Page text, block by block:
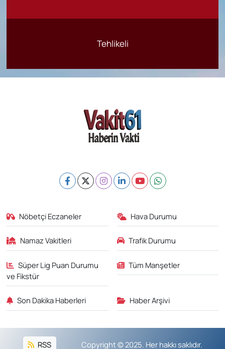
Tehlikeli
Nöbetçi Eczaneler Hava Durumu
Namaz Vakitleri Trafik Durumu
Süper Lig Puan Durumu
ve Fikstür
Tüm Manşetler
Son Dakika Haberleri Haber Arşivi
RSS Copyright © 2025. Her hakkı saklıdır.